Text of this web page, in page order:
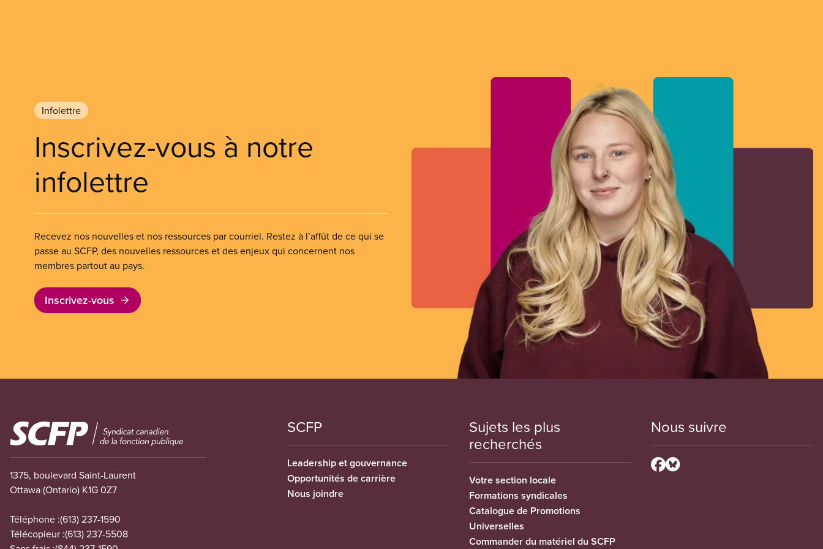
Infolettre
Inscrivez-vous à notre
infolettre
Recevez nos nouvelles et nos ressources par courriel. Restez à l’affût de ce qui se
passe au SCFP, des nouvelles ressources et des enjeux qui concernent nos
membres partout au pays.
Inscrivez-vous
Image
1375, boulevard Saint-Laurent
Ottawa (Ontario) K1G 0Z7
Téléphone :(613) 237-1590
Télécopieur :(613) 237-5508
SCFP
Leadership et gouvernance
Opportunités de carrière
Nous joindre
Sujets les plus
recherchés
Votre section locale
Formations syndicales
Catalogue de Promotions
Universelles
Commander du matériel du SCFP
Nous suivre